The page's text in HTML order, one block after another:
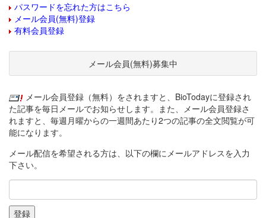
パスワードを忘れた方はこちら
メール会員(無料)登録
有料会員登録
メール会員(無料)募集中
メール会員登録（無料）をされますと、BioTodayに登録され
た記事を毎日メールでお知らせします。また、メール会員登録さ
れますと、毎週月曜からの一週間あたり2つの記事の全文閲覧が可
能になります。
メール配信を希望される方は、以下の欄にメールアドレスを入力
下さい。